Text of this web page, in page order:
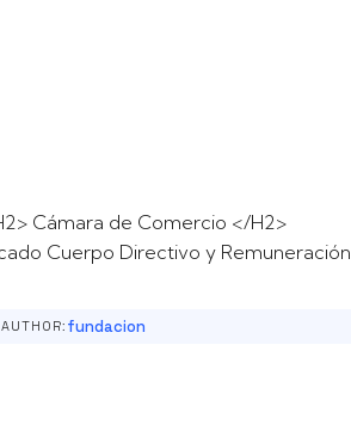
Cámara de Comercio </H2>
Cuerpo Directivo y Remuneración
AUTHOR: fundacion